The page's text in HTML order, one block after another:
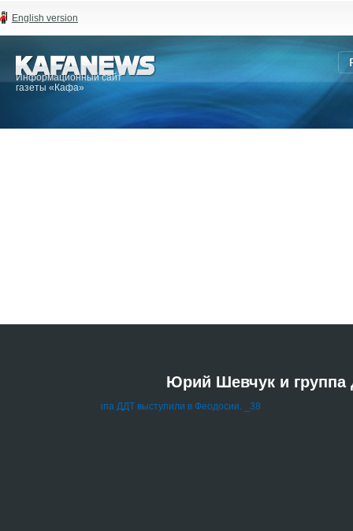
English version
Информационный сайт
газеты «Кафа»
Юрий Шевчук и группа